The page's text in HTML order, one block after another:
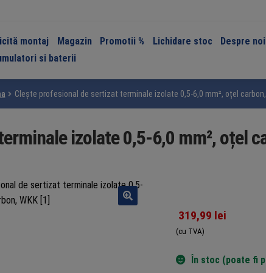
montaj Magazin Promotii % Lichidare stoc Despre noi
si baterii
Clește profesional de sertizat terminale izolate 0,5-6,0 mm², oțel carbon,
izolate 0,5-6,0 mm², oțel
319,99 lei
(cu TVA)
În stoc (poate fi